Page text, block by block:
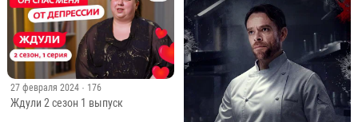
27 февраля 2024 · 176
Ждули 2 сезон 1 выпуск